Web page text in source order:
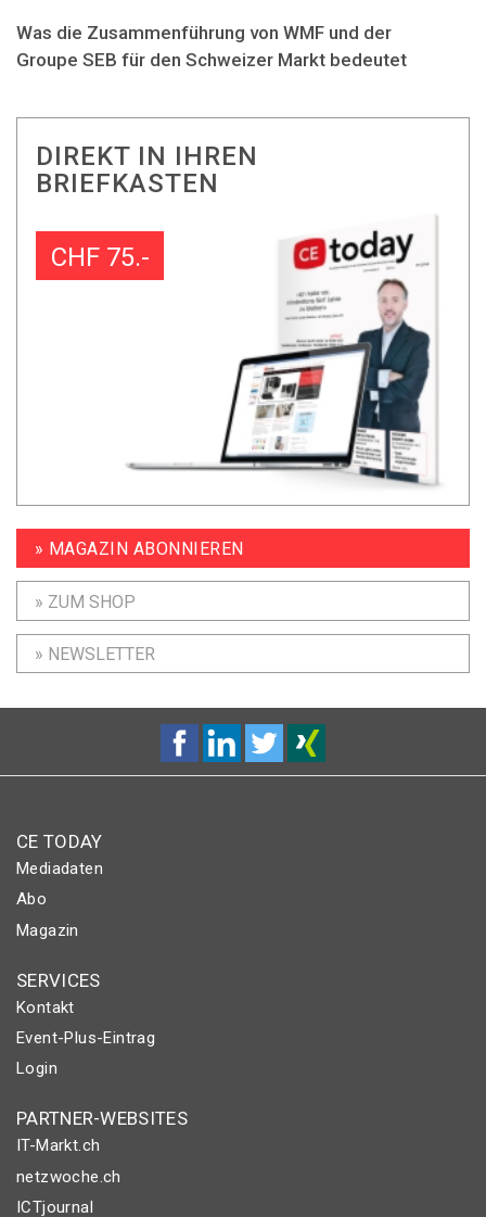
Was die Zusammenführung von WMF und der
Groupe SEB für den Schweizer Markt bedeutet
DIREKT IN IHREN
BRIEFKASTEN
CHF 75.-
» MAGAZIN ABONNIEREN
» ZUM SHOP
» NEWSLETTER
CE TODAY
Mediadaten
Abo
Magazin
SERVICES
Kontakt
Event-Plus-Eintrag
Login
PARTNER-WEBSITES
IT-Markt.ch
netzwoche.ch
ICTjournal